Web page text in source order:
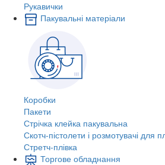
Рукавички
Пакувальні матеріали
Коробки
Пакети
Стрічка клейка пакувальна
Скотч-пістолети і розмотувачі для
Стретч-плівка
Торгове обладнання